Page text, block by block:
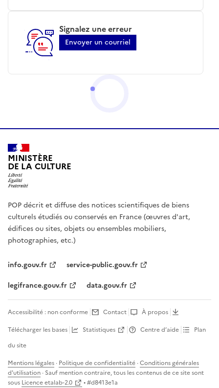
Signalez une erreur
Envoyer un courriel
MINISTÈRE
DE LA CULTURE
POP décrit et diffuse des notices scientifiques de biens
culturels étudiés ou conservés en France (œuvres d'art,
édifices ou sites, objets ou ensembles mobiliers,
photographies, etc.)
info.gouv.fr
service-public.gouv.fr
legifrance.gouv.fr
data.gouv.fr
Accessibilité : non conforme Contact
À propos
Télécharger les bases
Statistiques Centre d’aide
Plan
du site
Mentions légales · Politique de confidentialité ·Conditions générales
d'utilisation · Sauf mention contraire, tous les contenus de ce site sont
sous Licence etalab-2.0 • #d8413e1a